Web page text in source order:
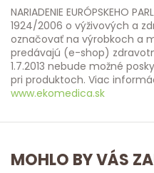
NARIADENIE EURÓPSKEHO
1924/2006 o výživových a
označovať na výrobkoch a
predávajú (e-shop)
1.7.2013 nebude možné
pri produktoch. Viac
www.ekomedica.sk
MOHLO BY VÁS